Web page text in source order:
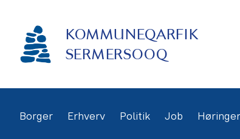
indhold
KOMMUNEQARFIK
SERMERSOOQ
Borger Erhverv Politik Job Høringer